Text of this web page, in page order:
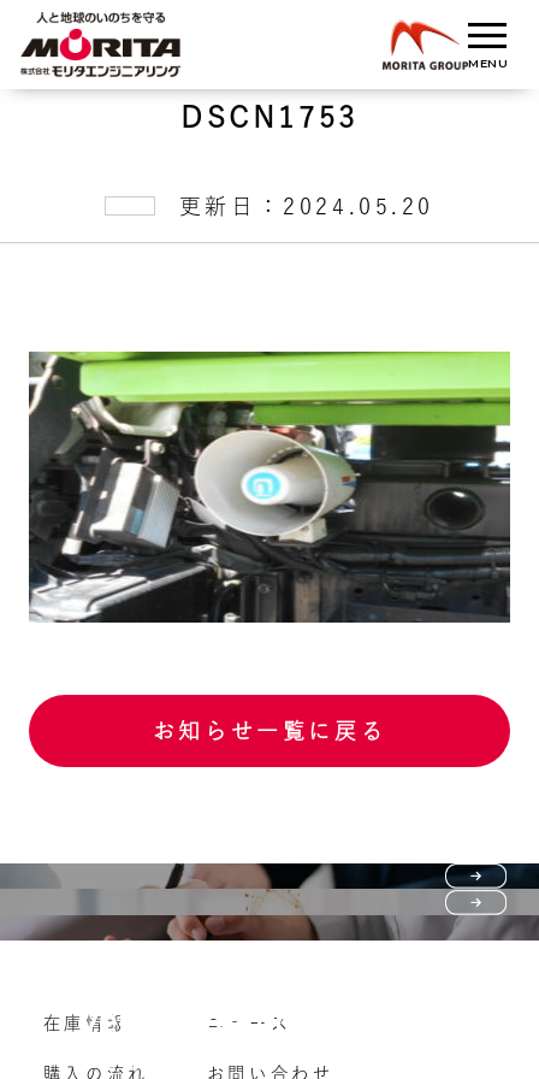
DSCN1753
更新日：2024.05.20
お知らせ一覧に戻る
購入の流れ
よくいただくご質問
Vehicle purchase
車両買い取り
在庫情報
購入の流れ
ニュース
お問い合わせ